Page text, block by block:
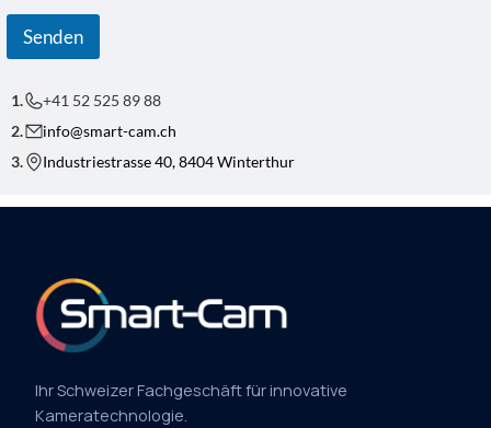
Senden
+41 52 525 89 88
info@smart-cam.ch
Industriestrasse 40, 8404 Winterthur
Ihr Schweizer Fachgeschäft für innovative
Kameratechnologie.